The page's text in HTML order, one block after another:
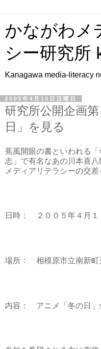
かながわメ
シー研究所
Kanagawa media-literacy
2005年4月10日日曜日
研究所公開企画
日」を見る
蕉風開眼の書といわれる
志」で有名なあの川本喜
メディアリテラシーの交
日時： ２００５年４月
場所： 相模原市立南新町
内容： アニメ「冬の日」